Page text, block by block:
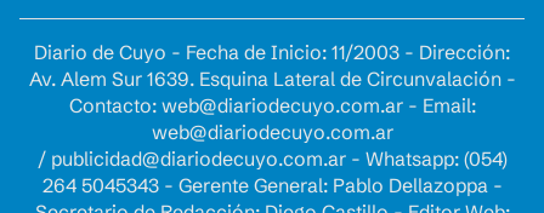
Diario de Cuyo - Fecha de Inicio: 11/2003 - Dirección:
Av. Alem Sur 1639. Esquina Lateral de Circunvalación -
Contacto: web@diariodecuyo.com.ar- Email:
web@diariodecuyo.com.ar
/ publicidad@diariodecuyo.com.ar- Whatsapp: (054)
264 5045343 - Gerente General: Pablo Dellazoppa -